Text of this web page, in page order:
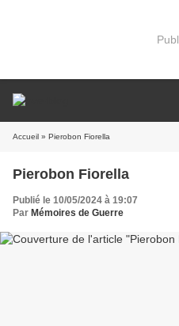
Accueil » Pierobon Fiorella
Pierobon Fiorella
Publié le 10/05/2024 à 19:07
Par Mémoires de Guerre